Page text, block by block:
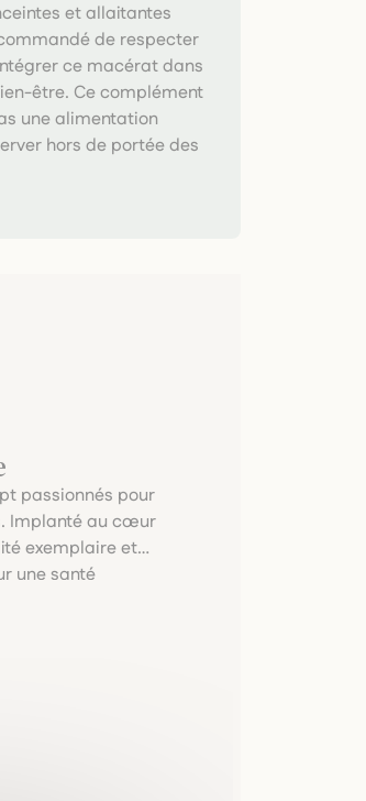
et allaitantes
de respecter
ce macérat dans
être. Ce complément
une alimentation
hors de portée des
passionnés pour
Implanté au cœur
exemplaire et
une santé